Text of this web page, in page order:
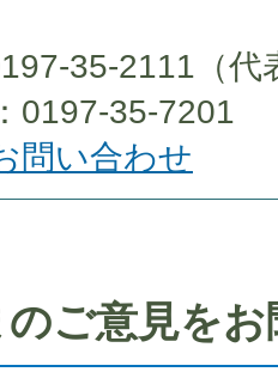
35-2111（代
0197-35-7201
問い合わせ
ご意見を